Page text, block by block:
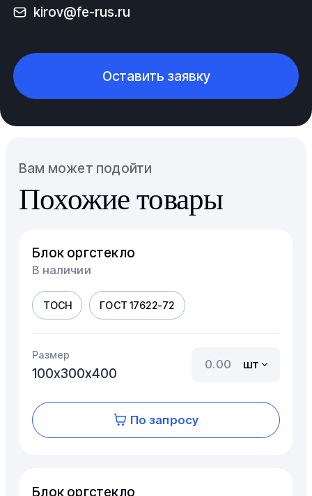
kirov@fe-rus.ru
Оставить заявку
Вам может подойти
Похожие товары
Блок оргстекло
В наличии
ТОСН ГОСТ 17622-72
Размер
100х300х400
шт
По запросу
Блок оргстекло